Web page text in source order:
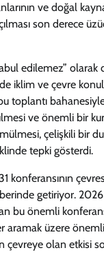
ve doğal
son derece
edilemez” olarak
iklim ve çevre
toplantı
ve önemli bir
çelişkili bir
tepki gösterdi.
konferansının
getiriyor. 2026
bu önemli
aramak üzere
çevreye olan etkisi